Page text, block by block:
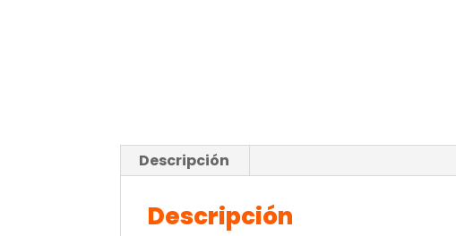
Descripción
Descripción